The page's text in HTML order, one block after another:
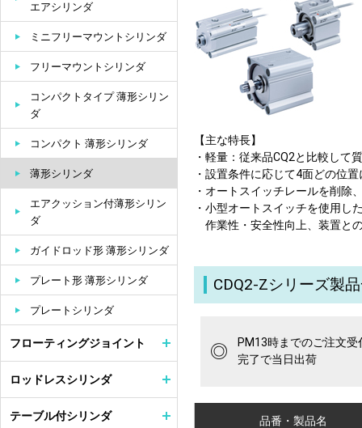
【主な特長】
・軽量：従来品CQ2と比較して
・設置条件に応じて4面どの位
・オートスイッチレールを削除
・小型オートスイッチを使用し
作業性・安全性向上、装置と
CDQ2-Zシリーズ製
◎
PM13時までのご注文受
完了で当日出荷
品番・製品名
エアシリンダ
ミニフリーマウントシリンダ
フリーマウントシリンダ
コンパクトタイプ 薄形シリン
ダ
コンパクト 薄形シリンダ
薄形シリンダ
エアクッション付薄形シリン
ダ
ガイドロッド形 薄形シリンダ
プレート形 薄形シリンダ
プレートシリンダ
フローティングジョイント
ロッドレスシリンダ
テーブル付シリンダ